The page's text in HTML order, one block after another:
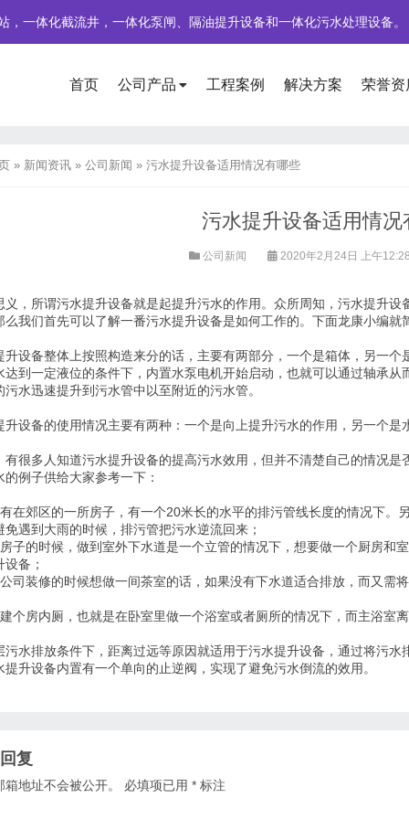
一体化截流井，一体化泵闸、隔油提升设备和一体化污水处理设备。
首页 公司产品 工程案例 解决方案 荣誉资
» 新闻资讯 » 公司新闻 » 污水提升设备适用情况有哪些
污水提升设备适用情况
公司新闻 2020年2月24日 上午
义，所谓污水提升设备就是起提升污水的作用。众所周知，污水提升
么我们首先可以了解一番污水提升设备是如何工作的。下面龙康小编
升设备整体上按照构造来分的话，主要有两部分，一个是箱体，另一
达到一定液位的条件下，内置水泵电机开始启动，也就可以通过轴承
污水迅速提升到污水管中以至附近的污水管。
升设备的使用情况主要有两种：一个是向上提升污水的作用，另一个是
有很多人知道污水提升设备的提高污水效用，但并不清楚自己的情况
的例子供给大家参考一下：
在郊区的一所房子，有一个20米长的水平的排污管线长度的情况下。
免遇到大雨的时候，排污管把污水逆流回来；
子的时候，做到室外下水道是一个立管的情况下，想要做一个厨房和
备；
司装修的时候想做一间茶室的话，如果没有下水道适合排放，而又需
个房内厕，也就是在卧室里做一个浴室或者厕所的情况下，而主浴室
污水排放条件下，距离过远等原因就适用于污水提升设备，通过将污
提升设备内置有一个单向的止逆阀，实现了避免污水倒流的效用。
复
箱地址不会被公开。 必填项已用 * 标注